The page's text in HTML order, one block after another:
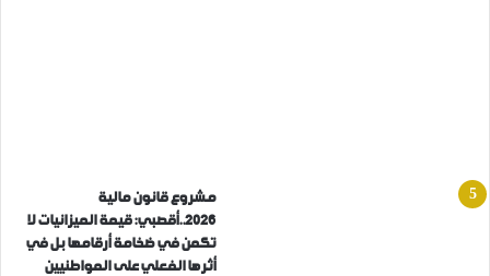
مشروع قانون مالية
2026..أقصبي: قيمة الميزانيات لا
تكمن في ضخامة أرقامها بل في
أثرها الفعلي على المواطنيين